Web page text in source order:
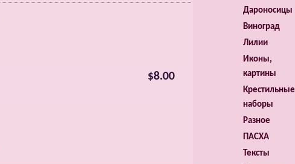
$8.00
Дароносицы
Виноград
Лилии
Иконы,
картины
Крестильные
наборы
Разное
ПАСХА
Тексты